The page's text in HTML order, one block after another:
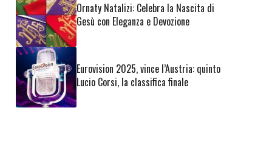
Ornaty Natalizi: Celebra la Nascita di
Gesù con Eleganza e Devozione
Eurovision 2025, vince l’Austria: quinto
Lucio Corsi, la classifica finale